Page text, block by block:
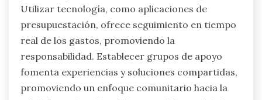
gratificación inmediata en favor de una salud
financiera sostenible.
¿Qué estrategias innovadoras
pueden romper el ciclo de malas
elecciones financieras?